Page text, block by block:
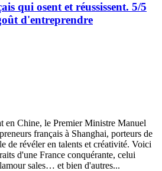
qui osent et réussissent. 5/5
d'entreprendre
en Chine, le Premier Ministre Manuel
français à Shanghai, porteurs de
de révéler en talents et créativité. Voici
d'une France conquérante, celui
sales… et bien d'autres...